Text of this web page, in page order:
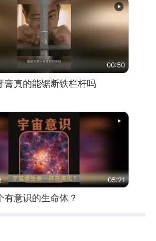
00:50
膏真的能锯断铁栏杆吗
05:21
有意识的生命体？